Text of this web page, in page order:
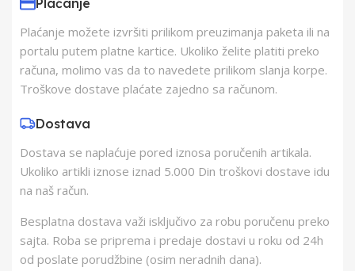
Proizvođač
Schukat Electronic
gmbh
Zemlja Uvoza Kina
Plaćanje
Plaćanje možete izvršiti prilikom preuzimanja paketa ili na
portalu putem platne kartice. Ukoliko želite platiti preko
računa, molimo vas da to navedete prilikom slanja korpe.
Troškove dostave plaćate zajedno sa računom.
Dostava
Dostava se naplaćuje pored iznosa poručenih artikala.
Ukoliko artikli iznose iznad 5.000 Din troškovi dostave idu
na naš račun.
Besplatna dostava važi isključivo za robu poručenu preko
sajta. Roba se priprema i predaje dostavi u roku od 24h
od poslate porudžbine (osim neradnih dana).